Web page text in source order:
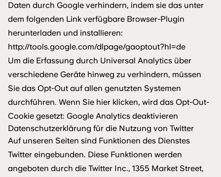
Daten durch Google verhindern, indem sie das unter
dem folgenden Link verfügbare Browser-Plugin
herunterladen und installieren:
http://tools.google.com/dlpage/gaoptout?hl=de
Um die Erfassung durch Universal Analytics über
verschiedene Geräte hinweg zu verhindern, müssen
Sie das Opt-Out auf allen genutzten Systemen
durchführen. Wenn Sie hier klicken, wird das Opt-Out-
Cookie gesetzt: Google Analytics deaktivieren
Datenschutzerklärung für die Nutzung von Twitter
Auf unseren Seiten sind Funktionen des Dienstes
Twitter eingebunden. Diese Funktionen werden
angeboten durch die Twitter Inc., 1355 Market Street,